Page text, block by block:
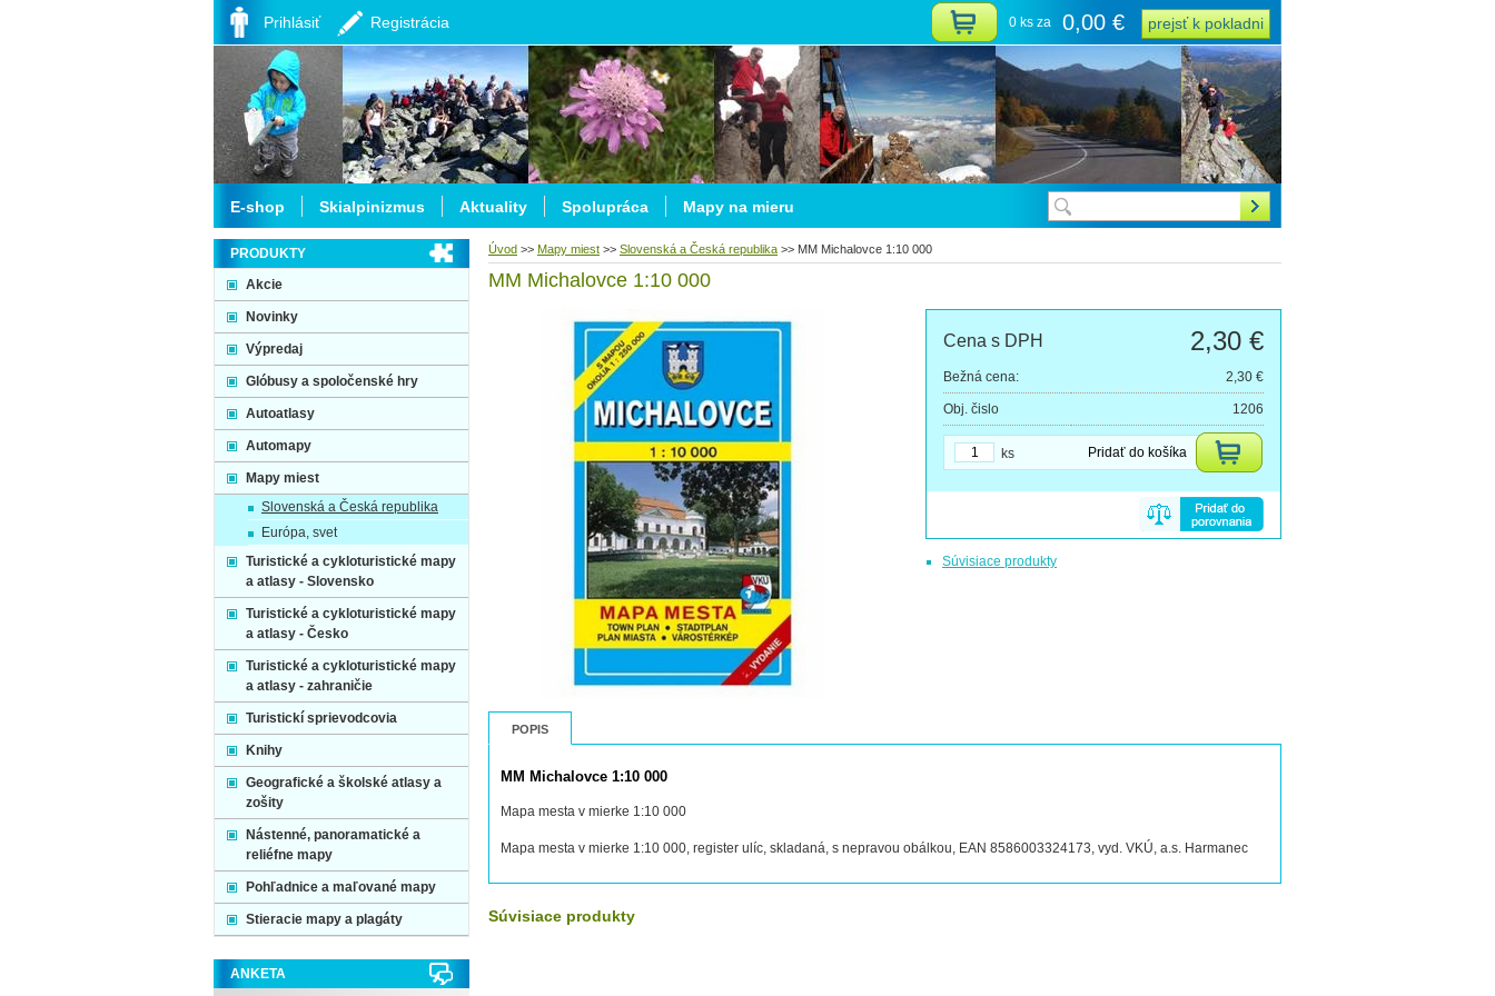
Úvod >> Mapy miest >> Slovenská a Česká republika >> MM Michalovce 1:10 000
MM Michalovce 1:10 000
Cena s DPH 2,30 €
Bežná cena: 2,30 €
Obj. čislo 1206
Pridať do košíka
ks
Súvisiace produkty
POPIS
MM Michalovce 1:10 000
Mapa mesta v mierke 1:10 000
Mapa mesta v mierke 1:10 000, register ulíc, skladaná, s nepravou obálkou, EAN 8586003324173, vyd. VKÚ, a.s. Harmanec
Súvisiace produkty
PRODUKTY
Akcie
Novinky
Výpredaj
Glóbusy a spoločenské hry
Autoatlasy
Automapy
Mapy miest
Slovenská a Česká republika
Európa, svet
Turistické a cykloturistické mapy
a atlasy - Slovensko
Turistické a cykloturistické mapy
a atlasy - Česko
Turistické a cykloturistické mapy
a atlasy - zahraničie
Turistickí sprievodcovia
Knihy
Geografické a školské atlasy a
zošity
Nástenné, panoramatické a
reliéfne mapy
Pohľadnice a maľované mapy
Stieracie mapy a plagáty
ANKETA
E-shop Skialpinizmus Aktuality Spolupráca Mapy na mieru
Prihlásiť Registrácia 0 ks za 0,00 € prejsť k pokladni